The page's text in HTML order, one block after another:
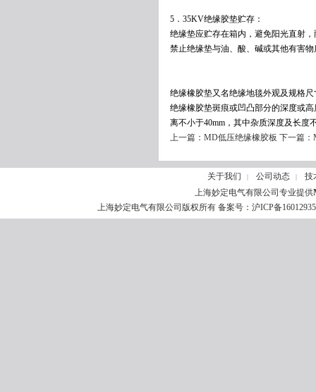
5．35KV绝缘胶垫贮存：
绝缘垫应贮存在箱内，避免阳光直射
禁止绝缘垫与油、酸、碱或其他有害
绝缘橡胶垫又名绝缘地毯外观及规格
绝缘橡胶垫斑痕或凹凸部分的深度或
离不小于40mm，其中杂质深度及长度
上一篇： MD低压绝缘橡胶板 下一篇：
关于我们 | 公司动态 |
技
上海妙定电气有限公司专业提供
上海妙定电气有限公司版权所有 备案号： 沪ICP备